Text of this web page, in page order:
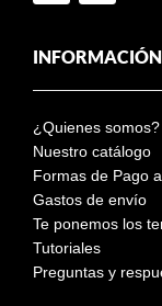
INFORMACIÓN
¿Quienes somos?
Nuestro catálogo
Formas de Pago
Gastos de envío
Te ponemos los
Tutoriales
Preguntas y